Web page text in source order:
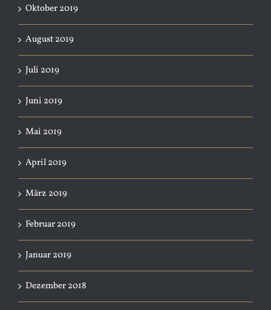
Oktober 2019
August 2019
Juli 2019
Juni 2019
Mai 2019
April 2019
März 2019
Februar 2019
Januar 2019
Dezember 2018